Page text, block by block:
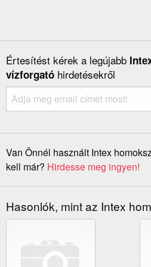
Értesítést kérek a legújabb
vízforgató hirdetésekről
Van Önnél használt Intex
kell már? Hirdesse meg ingyen!
Hasonlók, mint az Intex